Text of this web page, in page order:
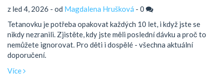
z led 4, 2026 - od Magdalena Hrušková - 0
Tetanovku je potřeba opakovat každých 10 let, i když jste se
nikdy nezranili. Zjistěte, kdy jste měli poslední dávku a proč to
nemůžete ignorovat. Pro děti i dospělé - všechna aktuální
doporučení.
Více